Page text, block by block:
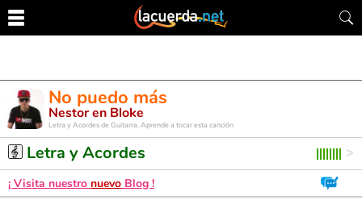
No puedo más
Nestor en Bloke
Letra y Acordes de Guitarra. Aprende a tocar esta canción
Letra y Acordes
¡ Visita nuestro nuevo Blog !